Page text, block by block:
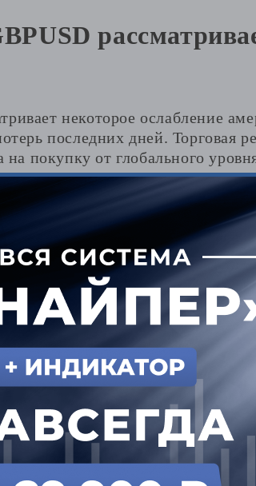
некоторое ослабление
последних дней. Торговая
на покупку от глобального
уровне, он
около 100 пунктов
может возникнуть ситуация
если сигнал будет близок к
бычий
графика и дает неплохую
по торговле на сегодня